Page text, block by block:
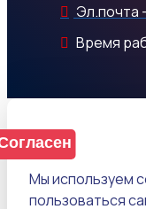
Эл.почта
Время
Мы используем
пользоваться